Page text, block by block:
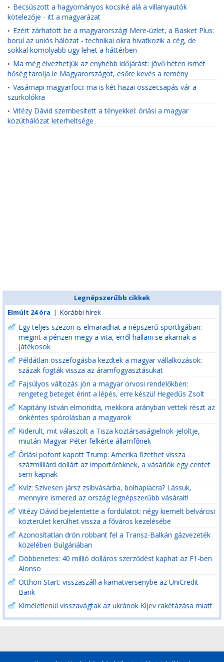
• Becsúszott a hagyományos kocsiké alá a villanyautók
kötelezője - itt a magyarázat
• Ezért zárhatott be a magyarországi Mere-üzlet, a Basket Plus:
borul az uniós hálózat - technikai okra hivatkozik a cég, de
sokkal komolyabb ügy lehet a háttérben
• Ma még élvezhetjük az enyhébb időjárást: jövő héten ismét
hőség tarolja le Magyarországot, esőre kevés a remény
• Vasárnapi magyarfoci: ma is két hazai összecsapás vár a
szurkolókra
• Vitézy Dávid szembesített a tényekkel: óriási a magyar
közúthálózat leterheltsége
Legnépszerűbb cikkek
Elmúlt 24 óra | Korábbi hírek
Egy teljes szezon is elmaradhat a népszerű sportligában:
megint a pénzen megy a vita, erről hallani se akarnak a
játékosok
Példátlan összefogásba kezdtek a magyar vállalkozások:
százak fogták vissza az áramfogyasztásukat
Fajsúlyos változás jön a magyar orvosi rendelőkben:
rengeteg beteget érint a lépés, erre készül Hegedűs Zsolt
Kapitány István elmondta, mekkora arányban vettek részt az
önkéntes spórolásban a magyarok
Kiderült, mit válaszolt a Tisza köztársaságielnök-jelöltje,
miután Magyar Péter felkérte államfőnek
Óriási pofont kapott Trump: Amerika fizethet vissza
százmilliárd dollárt az importőröknek, a vásárlók egy centet
sem kapnak
Kvíz: Szívesen jársz zsibvásárba, bolhapiacra? Lássuk,
mennyire ismered az ország legnépszerűbb vásárait!
Vitézy Dávid bejelentette a fordulatot: négy kiemelt belvárosi
közterület kerülhet vissza a főváros kezelésébe
Azonosítatlan drón robbant fel a Transz-Balkán gázvezeték
közelében Bulgáriában
Döbbenetes: 40 millió dolláros szerződést kaphat az F1-ben
Alonso
Otthon Start: visszaszáll a kamatversenybe az UniCredit
Bank
Kíméletlenül visszavágtak az ukránok Kijev rakétázása miatt